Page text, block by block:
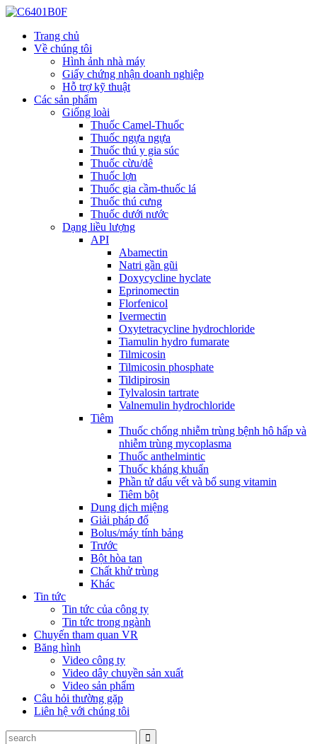
Trang chủ
Về chúng tôi
Hình ảnh nhà máy
Giấy chứng nhận doanh nghiệp
Hỗ trợ kỹ thuật
Các sản phẩm
Giống loài
Thuốc Camel-Thuốc
Thuốc ngựa ngựa
Thuốc thú y gia súc
Thuốc cừu/dê
Thuốc lợn
Thuốc gia cầm-thuốc lá
Thuốc thú cưng
Thuốc dưới nước
Dạng liều lượng
API
Abamectin
Natri gần gũi
Doxycycline hyclate
Eprinomectin
Florfenicol
Ivermectin
Oxytetracycline hydrochloride
Tiamulin hydro fumarate
Tilmicosin
Tilmicosin phosphate
Tildipirosin
Tylvalosin tartrate
Valnemulin hydrochloride
Tiêm
Thuốc chống nhiễm trùng bệnh hô hấp và
nhiễm trùng mycoplasma
Thuốc anthelmintic
Thuốc kháng khuẩn
Phần tử dấu vết và bổ sung vitamin
Tiêm bột
Dung dịch miệng
Giải pháp đổ
Bolus/máy tính bảng
Trước
Bột hòa tan
Chất khử trùng
Khác
Tin tức
Tin tức của công ty
Tin tức trong ngành
Chuyến tham quan VR
Băng hình
Video công ty
Video dây chuyền sản xuất
Video sản phẩm
Câu hỏi thường gặp
Liên hệ với chúng tôi